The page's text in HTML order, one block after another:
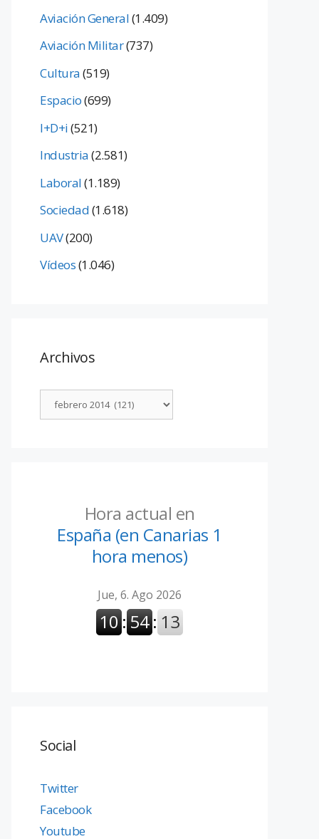
Aviación General(1.409)
Aviación Militar(737)
Cultura(519)
Espacio(699)
I+D+i(521)
Industria(2.581)
Laboral(1.189)
Sociedad(1.618)
UAV(200)
Vídeos(1.046)
Archivos
Hora actual en
España (en Canarias 1
hora menos)
Social
Twitter
Facebook
Youtube